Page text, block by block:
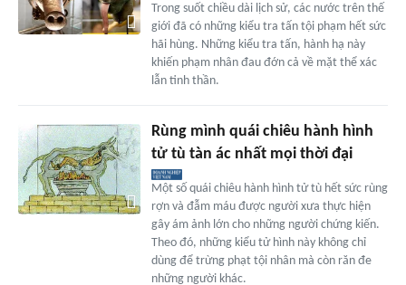
Trong suốt chiều dài lịch sử, các nước trên thế
giới đã có những kiểu tra tấn tội phạm hết sức
hãi hùng. Những kiểu tra tấn, hành hạ này
khiến phạm nhân đau đớn cả về mặt thể xác
lẫn tinh thần.
Rùng mình quái chiêu hành hình
tử tù tàn ác nhất mọi thời đại
Một số quái chiêu hành hình tử tù hết sức rùng
rợn và đẫm máu được người xưa thực hiện
gây ám ảnh lớn cho những người chứng kiến.
Theo đó, những kiểu tử hình này không chỉ
dùng để trừng phạt tội nhân mà còn răn đe
những người khác.